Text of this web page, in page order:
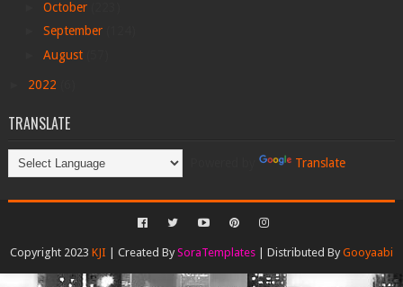
October
September
August
2022
TRANSLATE
Translate
Copyright 2023 KJI | Created By SoraTemplates| Distributed By Gooyaabi
Templates